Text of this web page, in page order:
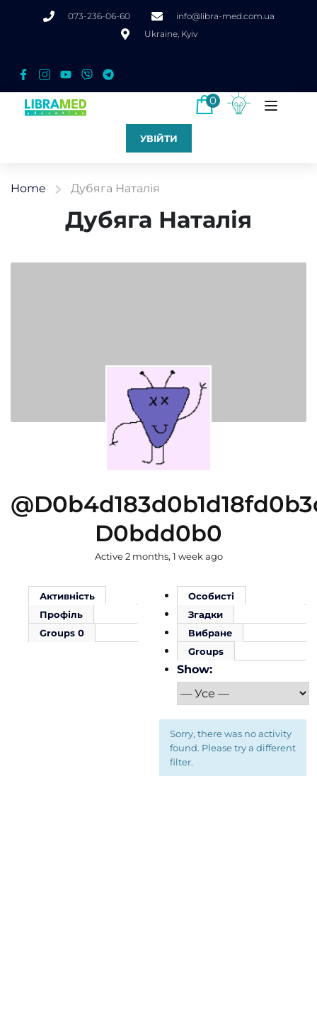
073-236-06-60
info@libra-med.com.ua
Ukraine, Kyiv
0
УВІЙТИ
Home Дубяга Наталія
Дубяга Наталія
D0bdd0b0
Active 2 months, 1 week ago
Активність
Профіль
Groups 0
Особисті
Згадки
Вибране
Groups
Show:
Sorry, there was no activity
found. Please try a different
filter.